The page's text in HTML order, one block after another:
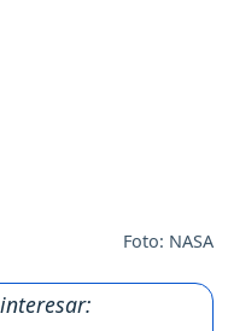
Foto: NASA